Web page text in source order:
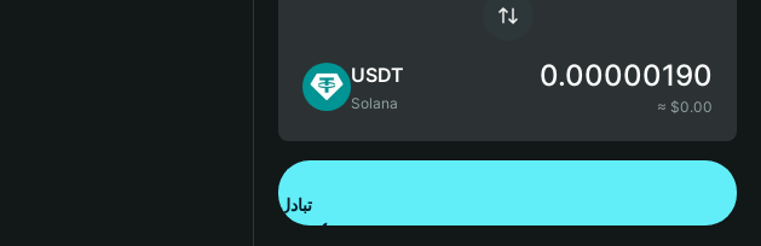
USDT
Solana
0.00000190
≈ $0.00
تبادل